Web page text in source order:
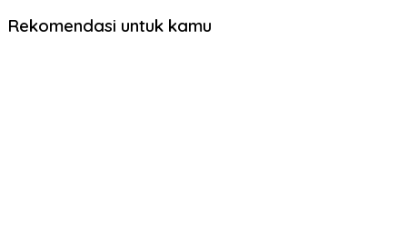
Rekomendasi untuk kamu